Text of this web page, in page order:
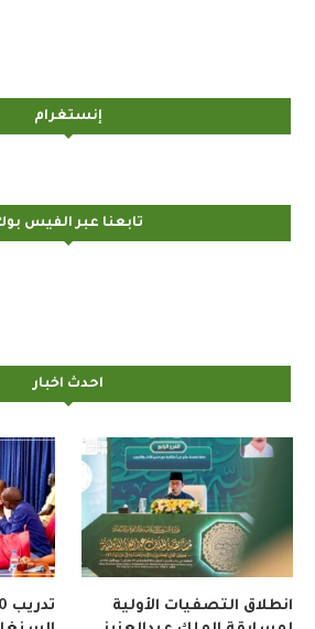
إنستغرام
تابعنا عبر الفيس بوك
احدث اخبار
انطلاق التصفيات الأولية